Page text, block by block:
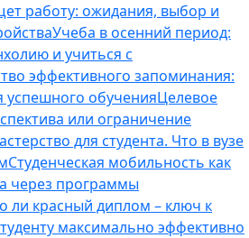
работу: ожидания, выбор и
Учеба в осенний период:
и учиться с
эффективного запоминания:
успешного обученияЦелевое
или ограничение
для студента. Что в вузе
Студенческая мобильность как
через программы
ли красный диплом – ключ к
максимально эффективно